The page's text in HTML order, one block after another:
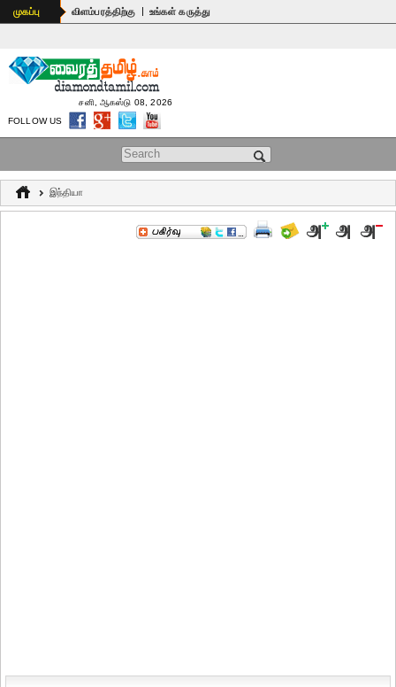
முகப்பு விளம்பரத்திற்கு | உங்கள் கருத்து
Search form
சனி, ஆகஸ்டு 08, 2026
FOLLOW US
இந்தியா